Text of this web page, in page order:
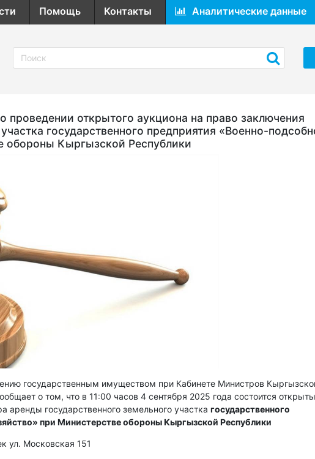
Помощь Контакты Аналитические данные
открытого аукциона на право заключения
государственного предприятия «Военно-
обороны Кыргызской Республики
государственным имуществом при Кабинете Министров
о том, что в 11:00 часов 4 сентября 2025 года состоится
аренды государственного земельного участка государственного
при Министерстве обороны Кыргызской Республики
ул. Московская 151